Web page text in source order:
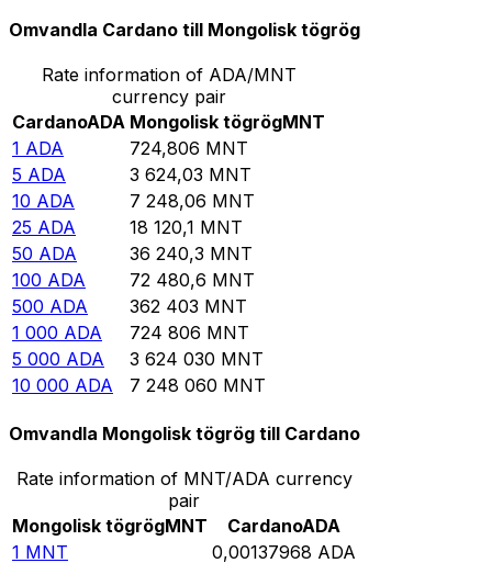
Omvandla Cardano till Mongolisk tögrög
Rate information of ADA/MNT
currency pair
CardanoADA Mongolisk tögrögMNT
1 ADA 724,806 MNT
5 ADA 3 624,03 MNT
10 ADA 7 248,06 MNT
25 ADA 18 120,1 MNT
50 ADA 36 240,3 MNT
100 ADA 72 480,6 MNT
500 ADA 362 403 MNT
1 000 ADA 724 806 MNT
5 000 ADA 3 624 030 MNT
10 000 ADA 7 248 060 MNT
Omvandla Mongolisk tögrög till Cardano
Rate information of MNT/ADA currency
pair
Mongolisk tögrögMNT CardanoADA
1 MNT 0,00137968 ADA